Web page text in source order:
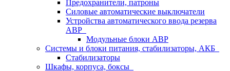
Предохранители, патроны
Силовые автоматические выключатели
Устройства автоматического ввода резерва
АВР
Модульные блоки АВР
Системы и блоки питания, стабилизаторы, АКБ
Стабилизаторы
Шкафы, корпуса, боксы